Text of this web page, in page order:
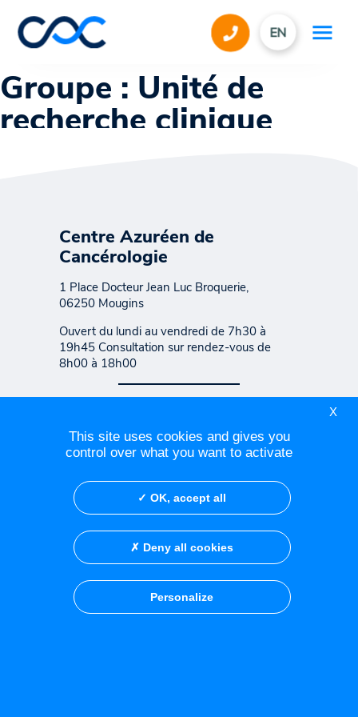
EN
Groupe : Unité de
recherche clinique
Centre Azuréen de
Cancérologie
1 Place Docteur Jean Luc Broquerie,
06250 Mougins
Ouvert du lundi au vendredi de 7h30 à
19h45 Consultation sur rendez-vous de
8h00 à 18h00
Contacter le Centre Azuréen
de Cancérologie
Contacter le cabinet de
consultation de Fréjus
Réseau social
Politique de confidentialité
X
This site uses cookies and gives you
control over what you want to activate
OK, accept all
Deny all cookies
Personalize